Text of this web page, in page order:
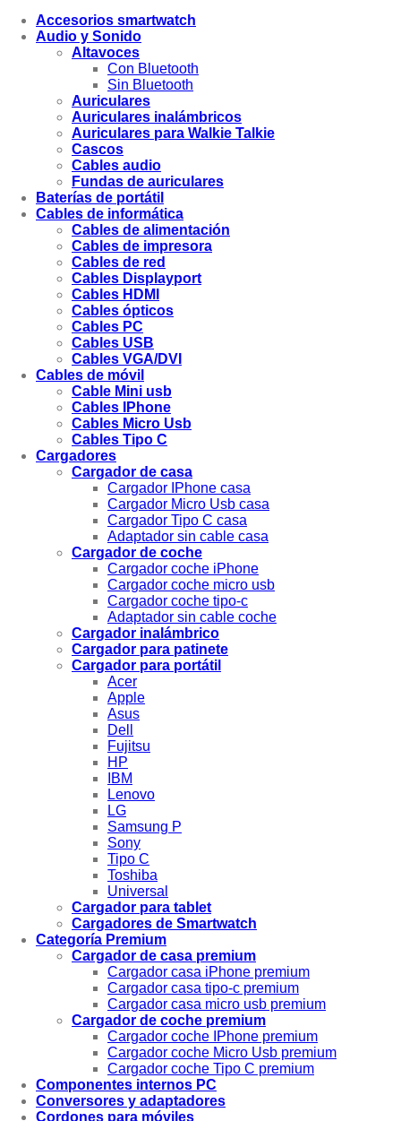
Accesorios smartwatch
Audio y Sonido
Altavoces
Con Bluetooth
Sin Bluetooth
Auriculares
Auriculares inalámbricos
Auriculares para Walkie Talkie
Cascos
Cables audio
Fundas de auriculares
Baterías de portátil
Cables de informática
Cables de alimentación
Cables de impresora
Cables de red
Cables Displayport
Cables HDMI
Cables ópticos
Cables PC
Cables USB
Cables VGA/DVI
Cables de móvil
Cable Mini usb
Cables IPhone
Cables Micro Usb
Cables Tipo C
Cargadores
Cargador de casa
Cargador IPhone casa
Cargador Micro Usb casa
Cargador Tipo C casa
Adaptador sin cable casa
Cargador de coche
Cargador coche iPhone
Cargador coche micro usb
Cargador coche tipo-c
Adaptador sin cable coche
Cargador inalámbrico
Cargador para patinete
Cargador para portátil
Acer
Apple
Asus
Dell
Fujitsu
HP
IBM
Lenovo
LG
Samsung P
Sony
Tipo C
Toshiba
Universal
Cargador para tablet
Cargadores de Smartwatch
Categoría Premium
Cargador de casa premium
Cargador casa iPhone premium
Cargador casa tipo-c premium
Cargador casa micro usb premium
Cargador de coche premium
Cargador coche IPhone premium
Cargador coche Micro Usb premium
Cargador coche Tipo C premium
Componentes internos PC
Conversores y adaptadores
Cordones para móviles